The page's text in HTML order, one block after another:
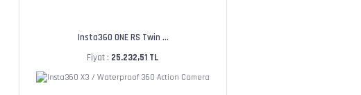
Insta360 ONE RS Twin ...
Fiyat : 25.232,51 TL